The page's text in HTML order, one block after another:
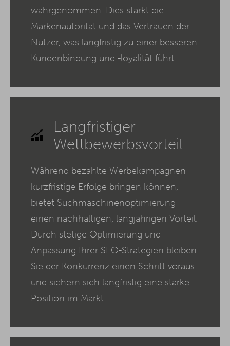
wahrgenommen. Dies stärkt die
Markenautorität und das Vertrauen der
Nutzer, was langfristig zu einer besseren
Kundenbindung und -loyalität führt.
Langfristiger
Wettbewerbsvorteil
Während bezahlte Werbekampagnen
kurzfristige Erfolge bringen können,
bietet Suchmaschinenoptimierung
einen nachhaltigen, langjährigen Vorteil.
Durch stetige Optimierung und
Anpassung Ihrer SEO-Strategien bleiben
Sie der Konkurrenz einen Schritt voraus
und sichern sich langfristig eine starke
Position im Markt.